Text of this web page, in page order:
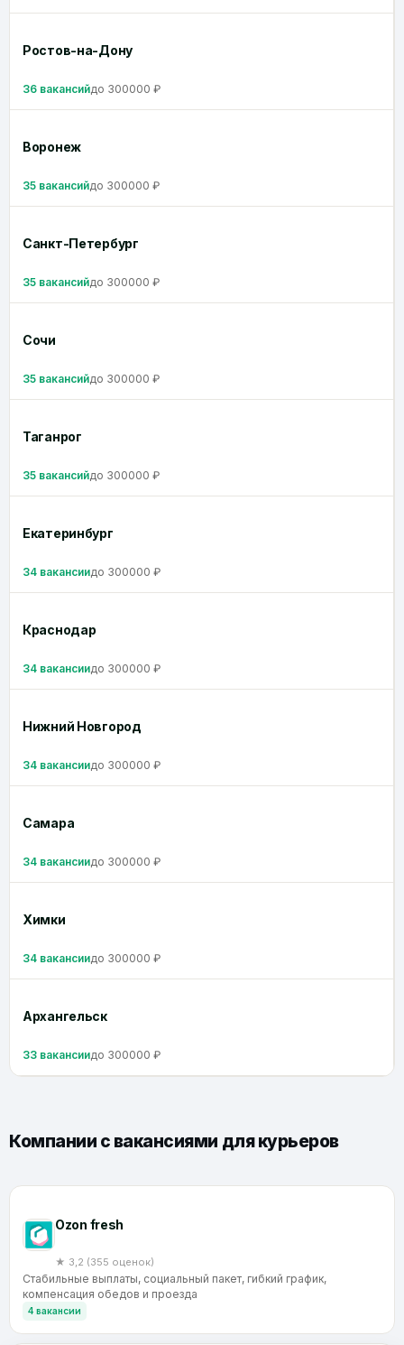
Ростов-на-Дону
36 вакансийдо 300000 ₽
Воронеж
35 вакансийдо 300000 ₽
Санкт-Петербург
35 вакансийдо 300000 ₽
Сочи
35 вакансийдо 300000 ₽
Таганрог
35 вакансийдо 300000 ₽
Екатеринбург
34 вакансиидо 300000 ₽
Краснодар
34 вакансиидо 300000 ₽
Нижний Новгород
34 вакансиидо 300000 ₽
Самара
34 вакансиидо 300000 ₽
Химки
34 вакансиидо 300000 ₽
Архангельск
33 вакансиидо 300000 ₽
Компании с вакансиями для курьеров
Ozon fresh
★ 3,2 (355 оценок)
Стабильные выплаты, социальный пакет, гибкий график,
компенсация обедов и проезда
4 вакансии